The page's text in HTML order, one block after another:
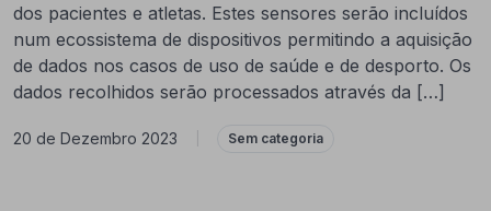
dos pacientes e atletas. Estes sensores serão incluídos
num ecossistema de dispositivos permitindo a aquisição
de dados nos casos de uso de saúde e de desporto. Os
dados recolhidos serão processados através da […]
20 de Dezembro 2023 Sem categoria